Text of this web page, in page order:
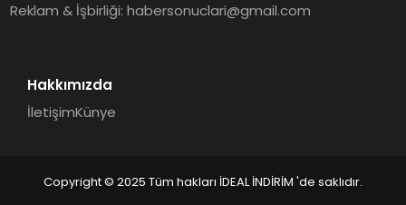
Reklam & İşbirliği:habersonuclari@gmail.com
Hakkımızda
İletişimKünye
Copyright © 2025 Tüm hakları İDEAL İNDİRİM 'de saklıdır.